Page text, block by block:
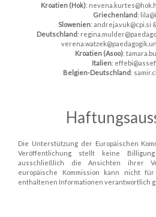
Kroatien (Hok):
Griechenland:
Slowenien: andreja.vuk@cpi.si
Deutschland:
Kroatien (Asoo):
Italien:
Belgien-Deutschland:
Die Unterstützung der Europäischen
Veröffentlichung stellt keine
ausschließlich die Ansichten ihrer
europäische Kommission kann nicht
enthaltenen Informationen verantwortlich